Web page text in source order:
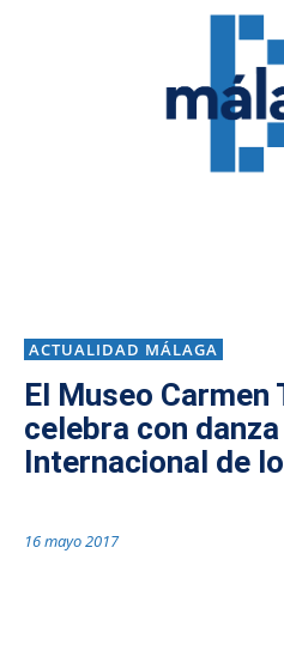
ACTUALIDAD MÁLAGA
El Museo Carmen
celebra con
Internacional de
16 mayo 2017